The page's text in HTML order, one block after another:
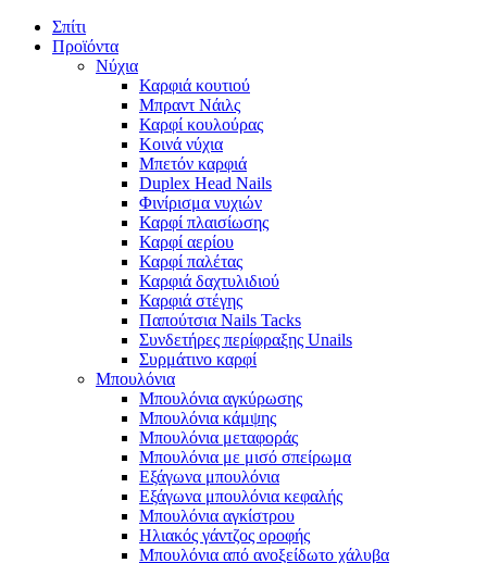
Σπίτι
Προϊόντα
Νύχια
Καρφιά κουτιού
Μπραντ Νάιλς
Καρφί κουλούρας
Κοινά νύχια
Μπετόν καρφιά
Duplex Head Nails
Φινίρισμα νυχιών
Καρφί πλαισίωσης
Καρφί αερίου
Καρφί παλέτας
Καρφιά δαχτυλιδιού
Καρφιά στέγης
Παπούτσια Nails Tacks
Συνδετήρες περίφραξης Unails
Συρμάτινο καρφί
Μπουλόνια
Μπουλόνια αγκύρωσης
Μπουλόνια κάμψης
Μπουλόνια μεταφοράς
Μπουλόνια με μισό σπείρωμα
Εξάγωνα μπουλόνια
Εξάγωνα μπουλόνια κεφαλής
Μπουλόνια αγκίστρου
Ηλιακός γάντζος οροφής
Μπουλόνια από ανοξείδωτο χάλυβα